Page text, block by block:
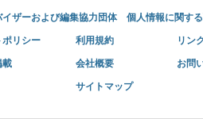
イザーおよび編集協力団体 個人情報に関す
ポリシー 利用規約 リン
載 会社概要 お問
サイトマップ